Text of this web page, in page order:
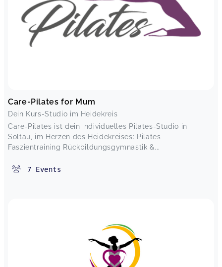
Care-Pilates for Mum
Dein Kurs-Studio im Heidekreis
Care-Pilates ist dein individuelles Pilates-Studio in
Soltau, im Herzen des Heidekreises: Pilates
Faszientraining Rückbildungsgymnastik &...
7 Events